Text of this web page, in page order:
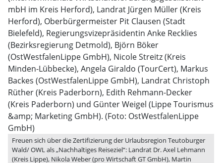
Freuen sich über die Zertifizierung der Urlaubsregion Teutoburger
Wald/ OWL als „Nachhaltiges Reiseziel“: Landrat Dr. Axel Lehmann
(Kreis Lippe), Nikola Weber (pro Wirtschaft GT GmbH), Martin